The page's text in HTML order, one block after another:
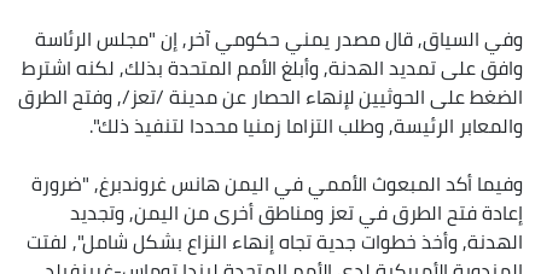
وفي السياق, قال مصدر يمني حكومي آخر, إن "مجلس الرئاسة
وافق على تمديد الهدنة, وأبلغ الأمم المتحدة بذلك, لكنه اشترط
الضغط على الحوثيين لإنهاء الحصار عن مدينة /تعز/, وفتح الطرق
والمعابر الرئيسة, وطلب التزاما زمنيا محددا لتنفيذ ذلك".
وفيما أكد المبعوث الأممي في اليمن هانس غروندبرغ, "ضرورة
إعادة فتح الطرق في تعز ومناطق أخرى من اليمن, وتجديد
الهدنة, وأخذ خطوات جدية تجاه إنهاء النزاع بشكل شامل", لفتت